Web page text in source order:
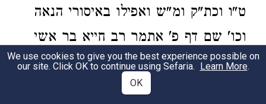
ט"ו וכת"ק ומ"ש ואפילו באיסורי הנאה
וכו' שם דף פ' אתמר רב חייא בר אשי
אמר עושים לחי אשרה ור' שמעון בן
לקיש אמר עושים קורה אשרה מאן
We use cookies to give you the best experience possible on
our site. Click OK to continue using Sefaria. Learn More.
OK